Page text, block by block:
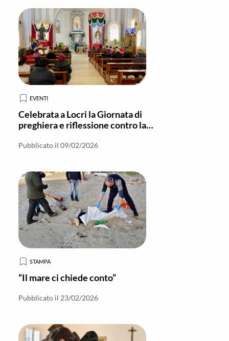
EVENTI
Celebrata a Locri la Giornata di
preghiera e riflessione contro la
Pubblicato il 09/02/2026
STAMPA
“Il mare ci chiede conto”
Pubblicato il 23/02/2026